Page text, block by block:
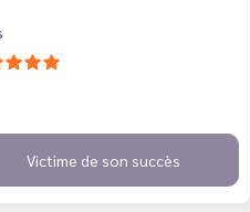
Victime de son succès